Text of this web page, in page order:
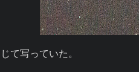
て写っていた。